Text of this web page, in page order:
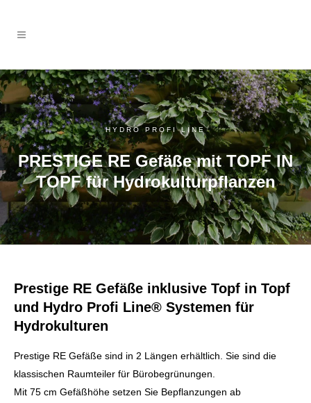
HYDRO PROFI LINE
PRESTIGE RE Gefäße mit TOPF IN
TOPF für Hydrokulturpflanzen
Prestige RE Gefäße inklusive Topf in Topf
und Hydro Profi Line® Systemen für
Hydrokulturen
Prestige RE Gefäße sind in 2 Längen erhältlich. Sie sind die
klassischen Raumteiler für Bürobegrünungen.
Mit 75 cm Gefäßhöhe setzen Sie Bepflanzungen ab